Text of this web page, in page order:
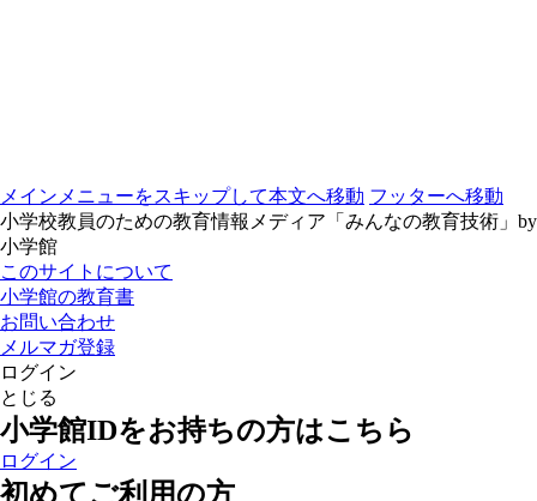
メインメニューをスキップして本文へ移動 フッターへ移動
小学校教員のための教育情報メディア「みんなの教育技術」by
小学館
このサイトについて
小学館の教育書
お問い合わせ
メルマガ登録
ログイン
とじる
小学館IDをお持ちの方はこちら
ログイン
初めてご利用の方